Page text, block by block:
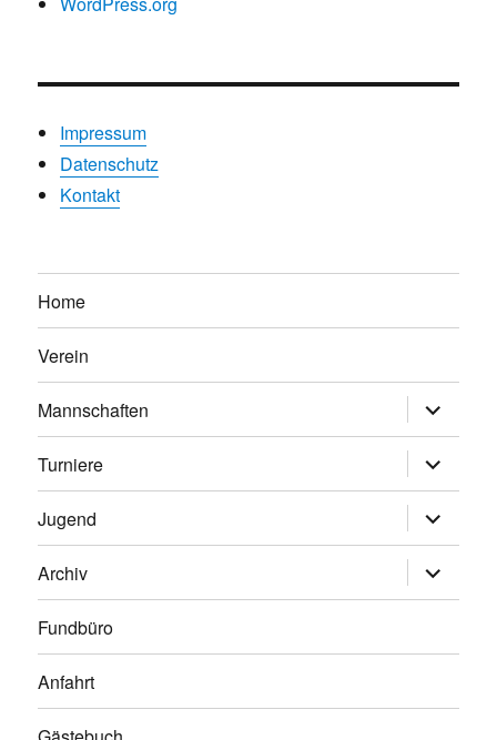
Impressum
Datenschutz
Kontakt
Home
Verein
Mannschaften
anzeigen
Turniere
anzeigen
Jugend
anzeigen
Archiv
anzeigen
Fundbüro
Anfahrt